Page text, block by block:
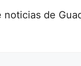
noticias de